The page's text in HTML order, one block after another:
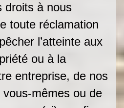
droits à nous
toute réclamation
l’atteinte aux
ou à la
entreprise, de nos
mêmes ou de